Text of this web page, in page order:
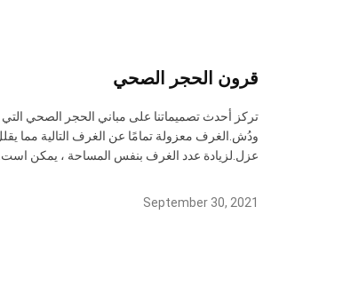
قرون الحجر الصحي
تركز أحدث تصميماتنا على مباني الحجر الصحي
عزل.لزيادة عدد الغرف بنفس المساحة ، يمكن است...
September 30, 2021